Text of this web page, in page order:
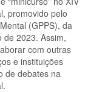
promovido pelo
(GPPS), da
de 2023. Assim,
com outras
e instituições
de debates na